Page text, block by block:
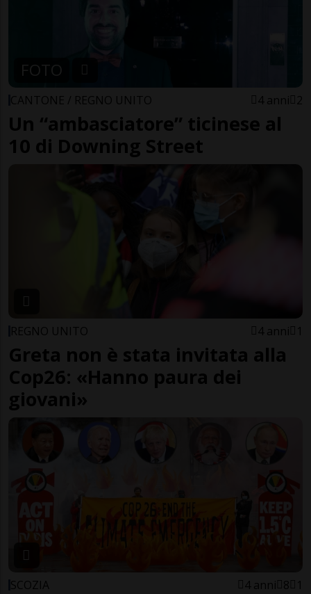
FOTO
CANTONE / REGNO UNITO 4 anni 2
Un “ambasciatore” ticinese al
10 di Downing Street
REGNO UNITO 4 anni 1
Greta non è stata invitata alla
Cop26: «Hanno paura dei
giovani»
SCOZIA 4 anni 8 1